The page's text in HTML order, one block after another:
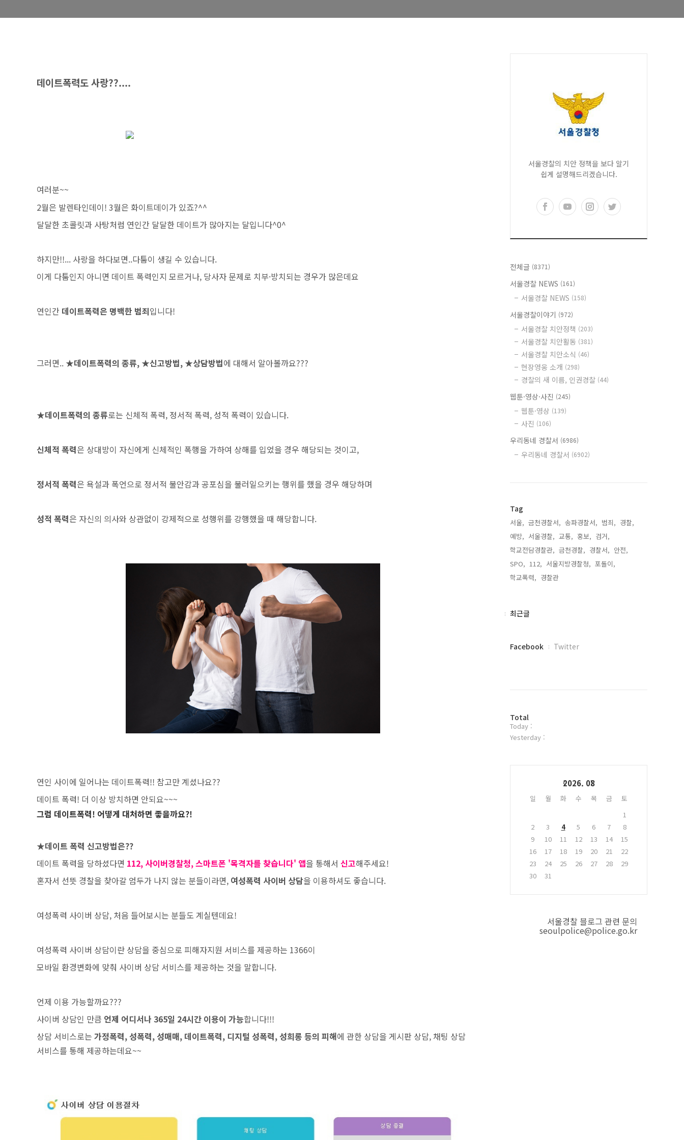
데이트폭력도사랑??....
여러분~~
2월은 발렌타인데이! 3월은 화이트데이가 있죠?^^
달달한 초콜릿과 사탕처럼 연인간 달달한 데이트가 많아지는 달입니다^0^
하지만!!... 사랑을 하다보면..다툼이 생길 수 있습니다.
이게 다툼인지 아니면 데이트 폭력인지 모르거나, 당사자 문제로 치부·방치되는 경우가 많은데요
연인간 데이트폭력은 명백한 범죄입니다!
그러면.. ★데이트폭력의 종류, ★신고방법, ★상담방법에 대해서 알아볼까요???
★데이트폭력의 종류로는 신체적 폭력, 정서적 폭력, 성적 폭력이 있습니다.
신체적 폭력은 상대방이 자신에게 신체적인 폭행을 가하여 상해를 입었을 경우 해당되는 것이고,
정서적 폭력은 욕설과 폭언으로 정서적 불안감과 공포심을 불러일으키는 행위를 했을 경우 해당하며
성적 폭력은 자신의 의사와 상관없이 강제적으로 성행위를 강행했을 때 해당합니다.
연인 사이에 일어나는 데이트폭력!! 참고만 계셨나요??
데이트 폭력! 더 이상 방치하면 안되요~~~
그럼 데이트폭력! 어떻게 대처하면 좋을까요?!
★데이트 폭력 신고방법은??
데이트 폭력을 당하셨다면 112, 사이버경찰청, 스마트폰 '목격자를 찾습니다' 앱을 통해서 신고해주세요!
혼자서 선뜻 경찰을 찾아갈 엄두가 나지 않는 분들이라면, 여성폭력 사이버 상담을 이용하셔도 좋습니다.
여성폭력 사이버 상담, 처음 들어보시는 분들도 계실텐데요!
여성폭력 사이버 상담이란 상담을 중심으로 피해자지원 서비스를 제공하는 1366이
모바일 환경변화에 맞춰 사이버 상담 서비스를 제공하는 것을 말합니다.
언제 이용 가능할까요???
사이버 상담인 만큼 언제 어디서나 365일 24시간 이용이 가능합니다!!!
상담 서비스로는 가정폭력, 성폭력, 성매매, 데이트폭력, 디지털 성폭력, 성희롱 등의 피해에 관한 상담을 게시판 상담, 채팅 상담
서비스를 통해 제공하는데요~~
서울경찰의 치안 정책을 보다 알기
쉽게 설명해드리겠습니다.
전체글 (8371)
서울경찰 NEWS (161)
서울경찰 NEWS (158)
서울경찰이야기 (972)
서울경찰 치안정책 (203)
서울경찰 치안활동 (381)
서울경찰 치안소식 (46)
현장영웅 소개 (298)
경찰의 새 이름, 인권경찰 (44)
웹툰·영상·사진 (245)
웹툰·영상 (139)
사진 (106)
우리동네 경찰서 (6986)
우리동네 경찰서 (6902)
Tag
서울, 금천경찰서, 송파경찰서, 범죄, 경찰,
예방, 서울경찰, 교통, 홍보, 검거,
학교전담경찰관, 금천경찰, 경찰서, 안전,
SPO, 112, 서울지방경찰청, 포돌이,
학교폭력, 경찰관,
최
최근글
페
플
러
그
Facebook Twitter
방
문
자
Total
Today :
Yesterday :
2026. 08
일 월 화 수 목 금
토
1
2
3 4 5 6 7
8
9
10 11 12 13 14
15
16
17 18 19 20 21
22
23
24 25 26 27 28
29
30
31
서울경찰 블로그 관련 문의
seoulpolice@police.go.kr